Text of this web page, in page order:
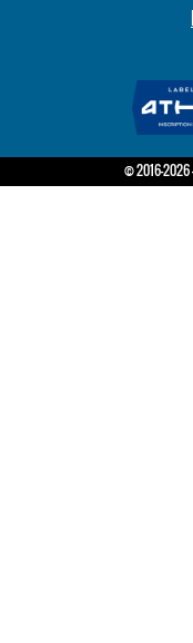
© 2016-2026